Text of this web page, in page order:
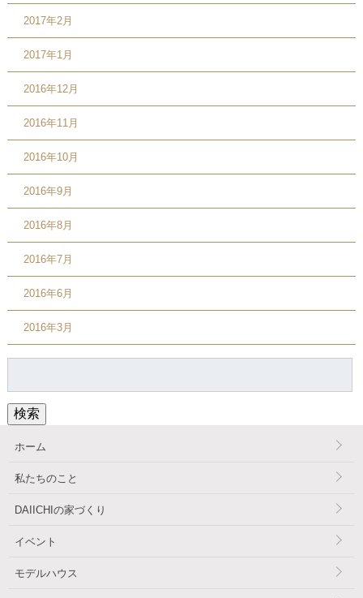
2017年2月
2017年1月
2016年12月
2016年11月
2016年10月
2016年9月
2016年8月
2016年7月
2016年6月
2016年3月
検索
ホーム
私たちのこと
DAIICHIの家づくり
イベント
モデルハウス